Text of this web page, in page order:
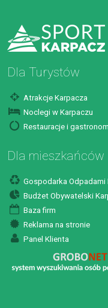
Dla Turystów
Atrakcje Karpacza
Noclegi w Karpaczu
Restauracje i
Dla mieszkańców
Gospodarka Odpadami
Budżet Obywatelski
Baza firm
Reklama na stronie
Panel Klienta